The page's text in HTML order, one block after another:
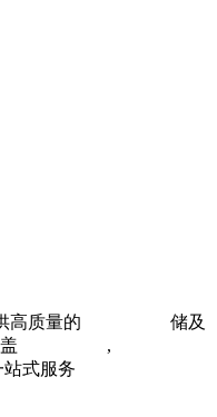
高质量的
储及
,
式服务